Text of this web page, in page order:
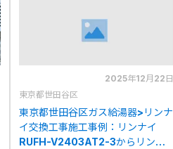
2025年12月22日
東京都世田谷区
東京都世田谷区ガス給湯器>リンナ
イ交換工事施工事例：リンナイ
RUFH-V2403AT2-3からリンナ